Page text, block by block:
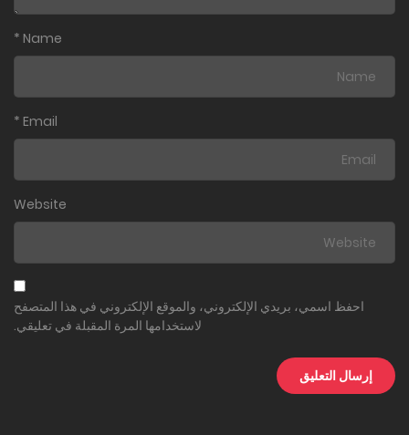
Name
*
Email
*
Website
احفظ اسمي، بريدي الإلكتروني، والموقع الإلكتروني في هذا المتصفح
لاستخدامها المرة المقبلة في تعليقي.